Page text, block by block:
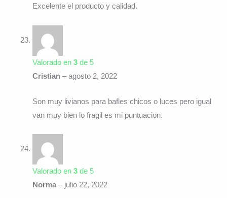
Excelente el producto y calidad.
Valorado en 3de 5
Cristian – agosto 2, 2022
Son muy livianos para bafles chicos o luces pero igual
van muy bien lo fragil es mi puntuacion.
Valorado en 3de 5
Norma– julio 22, 2022